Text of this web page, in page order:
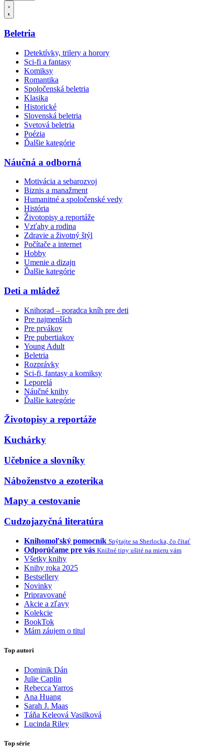
Beletria
Detektívky, trilery a horory
Sci-fi a fantasy
Komiksy
Romantika
Spoločenská beletria
Klasika
Historické
Slovenská beletria
Svetová beletria
Poézia
Ďalšie kategórie
Náučná a odborná
Motivácia a sebarozvoj
Biznis a manažment
Humanitné a spoločenské vedy
História
Životopisy a reportáže
Vzťahy a rodina
Zdravie a životný štýl
Počítače a internet
Hobby
Umenie a dizajn
Ďalšie kategórie
Deti a mládež
Knihorad – poradca kníh pre deti
Pre najmenších
Pre prvákov
Pre pubertiakov
Young Adult
Beletria
Rozprávky
Sci-fi, fantasy a komiksy
Leporelá
Náučné knihy
Ďalšie kategórie
Životopisy a reportáže
Kuchárky
Učebnice a slovníky
Náboženstvo a ezoterika
Mapy a cestovanie
Cudzojazyčná literatúra
Knihomoľský pomocník Spýtajte sa Sherlocka, čo čítať
Odporúčame pre vás Knižné tipy ušité na mieru vám
Všetky knihy
Knihy roka 2025
Bestsellery
Novinky
Pripravované
Akcie a zľavy
Kolekcie
BookTok
Mám záujem o titul
Top autori
Dominik Dán
Julie Caplin
Rebecca Yarros
Ana Huang
Sarah J. Maas
Táňa Keleová Vasilková
Lucinda Riley
Top série